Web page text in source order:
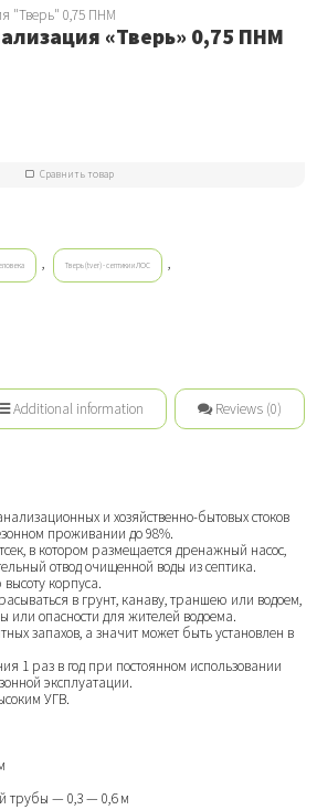
«Тверь» 0,75 ПНМ
Сравнить товар
, Тверь (tver) - септики и ЛОС ,
Additional information Reviews (0)
и хозяйственно-бытовых стоков
проживании до 98%.
в котором размещается дренажный насос,
отвод очищенной воды из септика.
корпуса.
в грунт, канаву, траншею или водоем,
или опасности для жителей водоема.
запахов, а значит может быть установлен в
1 раз в год при постоянном использовании
эксплуатации.
УГВ.
трубы — 0,3 — 0,6 м